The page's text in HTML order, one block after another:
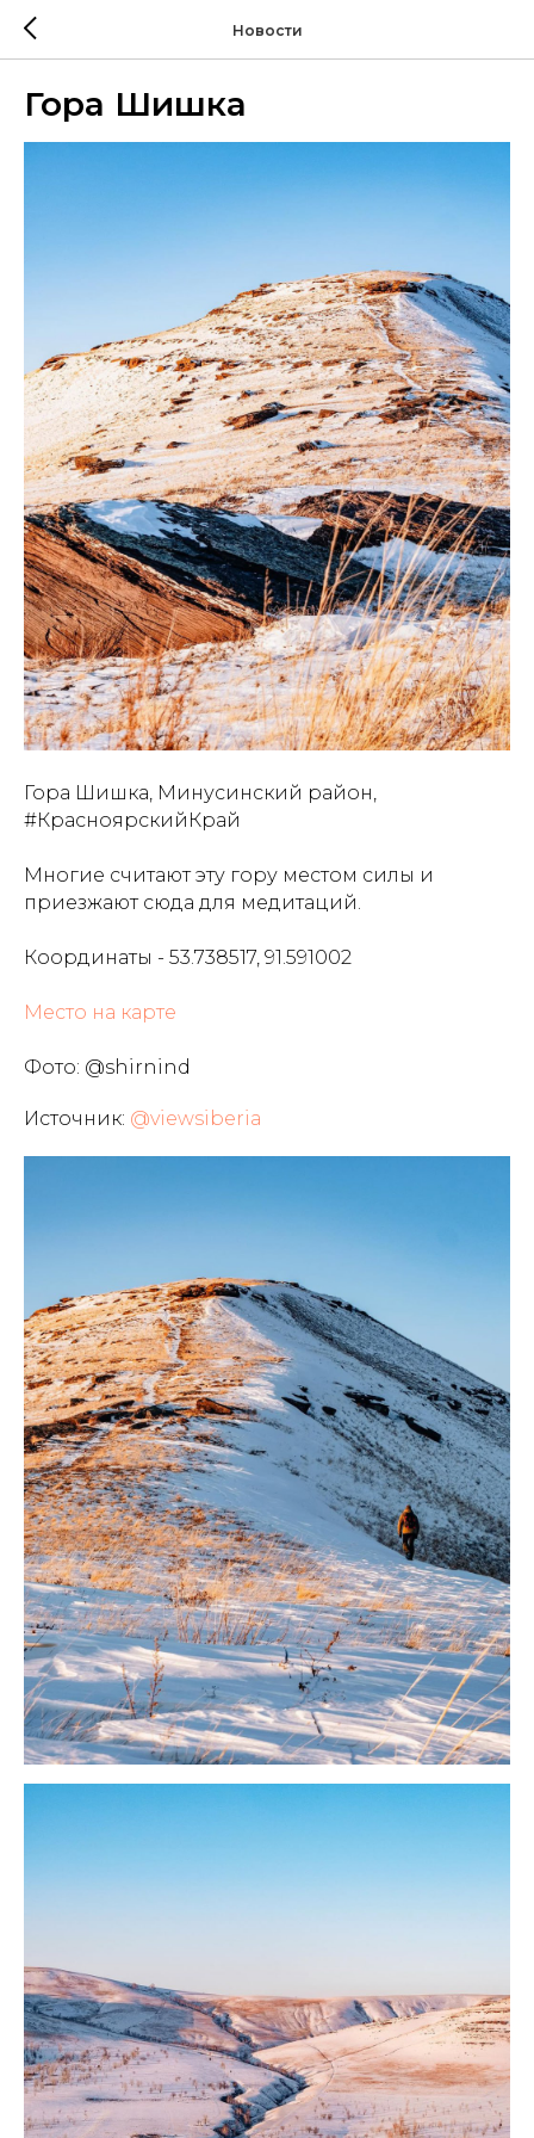
Новости
Гора Шишка
Гора Шишка, Минусинский район,
#КрасноярскийКрай
Многие считают эту гору местом силы и
приезжают сюда для медитаций.
Координаты - 53.738517, 91.591002
Место на карте
Фото: @shirnind
Источник: @viewsiberia